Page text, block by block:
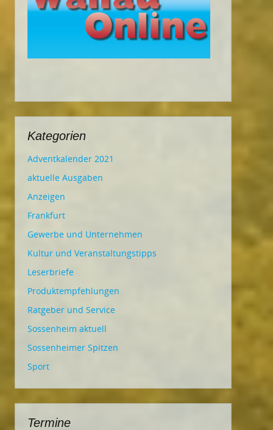
Kategorien
Adventkalender 2021
aktuelle Ausgaben
Anzeigen
Frankfurt
Gewerbe und Unternehmen
Kultur und Veranstaltungstipps
Leserbriefe
Produktempfehlungen
Ratgeber und Service
Sossenheim aktuell
Sossenheimer Spitzen
Sport
Termine